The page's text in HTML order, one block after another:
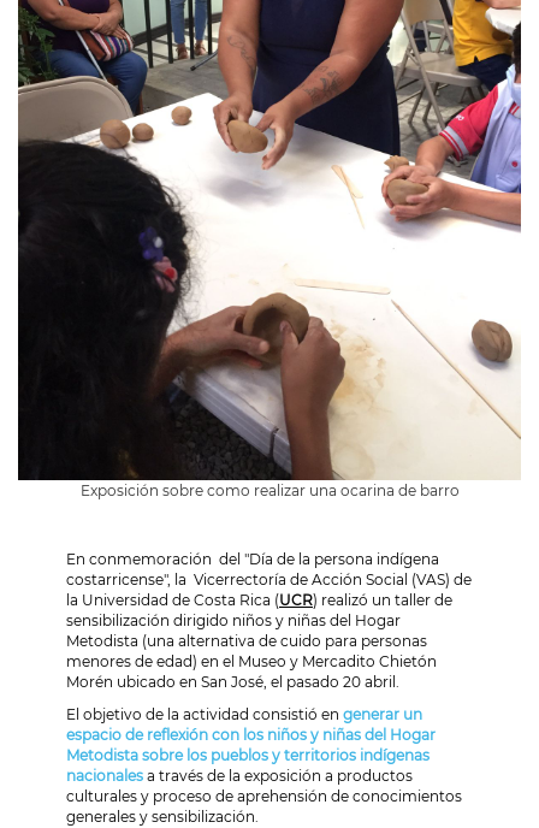
Exposición sobre como realizar una ocarina de barro
En conmemoración del "Día de la persona indígena
costarricense", la Vicerrectoría de Acción Social (VAS) de
la Universidad de Costa Rica (UCR) realizó un taller de
sensibilización dirigido niños y niñas del Hogar
Metodista (una alternativa de cuido para personas
menores de edad) en el Museo y Mercadito Chietón
Morén ubicado en San José, el pasado 20 abril.
El objetivo de la actividad consistió en generar un
espacio de reflexión con los niños y niñas del Hogar
Metodista sobre los pueblos y territorios indígenas
nacionales a través de la exposición a productos
culturales y proceso de aprehensión de conocimientos
generales y sensibilización.